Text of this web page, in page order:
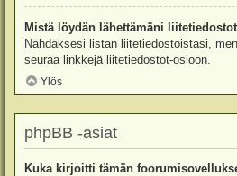
Mistä löydän lähettämäni
Nähdäksesi listan liitetiedostoistasi,
seuraa linkkejä liitetiedostot-osioon.
Ylös
phpBB -asiat
Kuka kirjoitti tämän